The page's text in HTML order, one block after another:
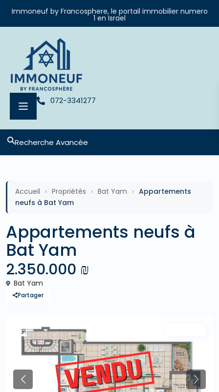
Immoneuf by Francosphere, le portail immobilier numero
1 en Israel
072-3341277
Recherche Avancée
Accueil › Propriétés › Bat Yam › Appartements
neufs à Bat Yam
Appartements neufs à
Bat Yam
2.350.000 ₪
Bat Yam
Partager
Previous